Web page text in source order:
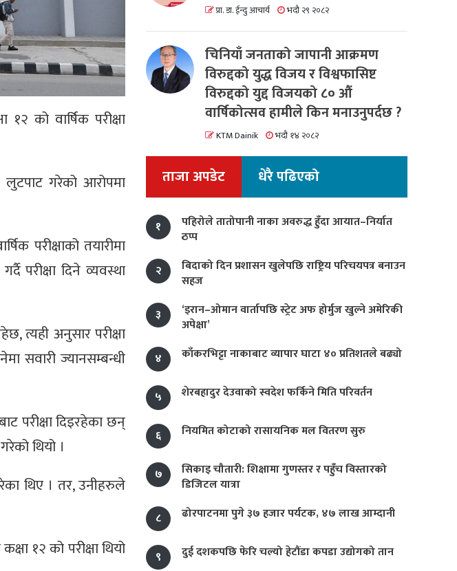
को वार्षिक परीक्षा
लुटपाट गरेको आरोपमा
परीक्षाको तयारीमा
परीक्षा दिने व्यवस्था
त्यही अनुसार परीक्षा
सवारी ज्यानसम्बन्धी
परीक्षा दिइरहेका छन्
थियो ।
थिए । तर, उनीहरुले
१२ को परीक्षा थियो
प्रा. डा. ईन्दु आचार्य भदौ २९ २०८२
चिनियाँ जनताको जापानी आक्रमण
विरुद्दको युद्ध विजय र विश्वफासिष्ट
विरुद्दको युद्द विजयको ८० औं
वार्षिकोत्सव हामीले किन मनाउनुपर्दछ ?
KTM Dainik भदौ १४ २०८२
ताजा अपडेट धेरै पढिएको
१
पहिरोले तातोपानी नाका अवरुद्ध हुँदा आयात–निर्यात
ठप्प
२
बिदाको दिन प्रशासन खुलेपछि राष्ट्रिय परिचयपत्र बनाउन
सहज
३
‘इरान–ओमान वार्तापछि स्ट्रेट अफ होर्मुज खुल्ने अमेरिकी
अपेक्षा’
४
काँकरभिट्टा नाकाबाट व्यापार घाटा ४० प्रतिशतले बढ्यो
५ शेरबहादुर देउवाको स्वदेश फर्किने मिति परिवर्तन
६ नियमित कोटाको रासायनिक मल वितरण सुरु
७
सिकाइ चौतारी: शिक्षामा गुणस्तर र पहुँच विस्तारको
डिजिटल यात्रा
८
ढोरपाटनमा पुगे ३७ हजार पर्यटक, ४७ लाख आम्दानी
९ दुई दशकपछि फेरि चल्यो हेटौंडा कपडा उद्योगको तान